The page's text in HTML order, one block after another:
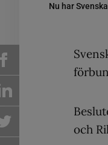
Nu har
och